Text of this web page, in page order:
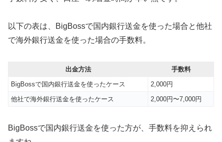
以下の表は、BigBossで国内銀行送金を使った場合と他社
で海外銀行送金を使った場合の手数料。
出金方法
手数料
BigBossで国内銀行送金を使ったケース
2,000円
他社で海外銀行送金を使ったケース
2,000円〜7,000円
BigBossで国内銀行送金を使った方が、手数料を抑えられ